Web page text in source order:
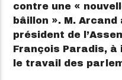
contre une «
bâillon ». M.
président de
François Paradis,
le travail des